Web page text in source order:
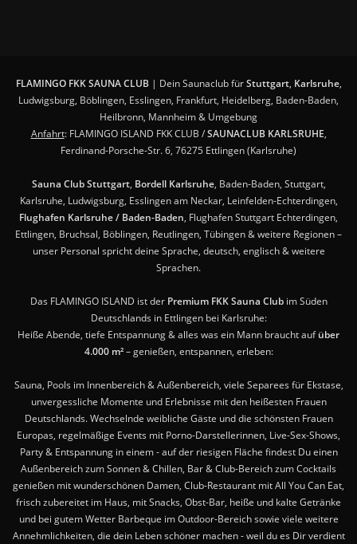
FLAMINGO FKK SAUNA CLUB| Dein Saunaclub fürStuttgart, Karlsruhe,
Ludwigsburg, Böblingen, Esslingen, Frankfurt, Heidelberg, Baden-Baden,
Heilbronn, Mannheim & Umgebung
Anfahrt: FLAMINGO ISLAND FKK CLUB /SAUNACLUB KARLSRUHE,
Ferdinand-Porsche-Str. 6, 76275 Ettlingen (Karlsruhe)
Sauna Club Stuttgart, Bordell Karlsruhe, Baden-Baden, Stuttgart,
Karlsruhe, Ludwigsburg, Esslingen am Neckar, Leinfelden-Echterdingen,
Flughafen Karlsruhe / Baden-Baden, Flughafen Stuttgart Echterdingen,
Ettlingen, Bruchsal, Böblingen, Reutlingen, Tübingen & weitere Regionen –
unser Personal spricht deine Sprache, deutsch, englisch & weitere
Sprachen.
Das FLAMINGO ISLAND ist der Premium FKK Sauna Clubim Süden
Deutschlands in Ettlingen bei Karlsruhe:
Heiße Abende, tiefe Entspannung & alles was ein Mann braucht aufüber
4.000 m²– genießen, entspannen, erleben:
Sauna, Pools im Innenbereich & Außenbereich, viele Separees für Ekstase,
unvergessliche Momente und Erlebnisse mit den heißesten Frauen
Deutschlands. Wechselnde weibliche Gäste und die schönsten Frauen
Europas, regelmäßige Events mit Porno-Darstellerinnen, Live-Sex-Shows,
Party & Entspannung in einem - auf der riesigen Fläche findest Du einen
Außenbereich zum Sonnen & Chillen, Bar & Club-Bereich zum Cocktails
genießen mit wunderschönen Damen, Club-Restaurant mit All You Can Eat,
frisch zubereitet im Haus, mit Snacks, Obst-Bar, heiße und kalte Getränke
und bei gutem Wetter Barbeque im Outdoor-Bereich sowie viele weitere
Annehmlichkeiten, die dein Leben schöner machen - weil du es Dir verdient